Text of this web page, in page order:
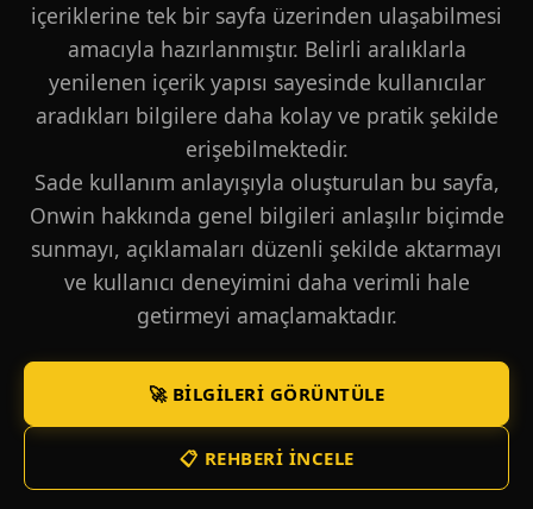
içeriklerine tek bir sayfa üzerinden ulaşabilmesi
amacıyla hazırlanmıştır. Belirli aralıklarla
yenilenen içerik yapısı sayesinde kullanıcılar
aradıkları bilgilere daha kolay ve pratik şekilde
erişebilmektedir.
Sade kullanım anlayışıyla oluşturulan bu sayfa,
Onwin hakkında genel bilgileri anlaşılır biçimde
sunmayı, açıklamaları düzenli şekilde aktarmayı
ve kullanıcı deneyimini daha verimli hale
getirmeyi amaçlamaktadır.
🚀 BILGILERI GÖRÜNTÜLE
📋 REHBERI İNCELE